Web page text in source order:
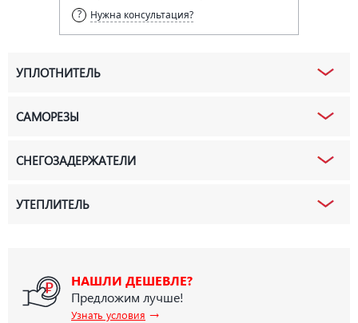
Нужна консультация?
УПЛОТНИТЕЛЬ
САМОРЕЗЫ
СНЕГОЗАДЕРЖАТЕЛИ
УТЕПЛИТЕЛЬ
НАШЛИ ДЕШЕВЛЕ?
Предложим лучше!
Узнать условия →